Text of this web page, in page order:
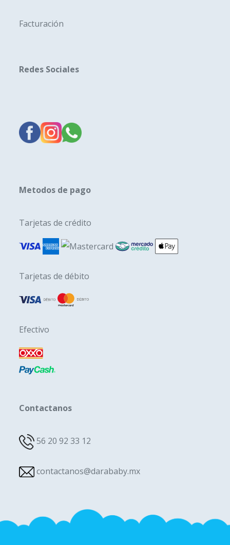
Facturación
Redes Sociales
Metodos de pago
Tarjetas de crédito
Tarjetas de débito
Efectivo
Contactanos
56 20 92 33 12
contactanos@darababy.mx